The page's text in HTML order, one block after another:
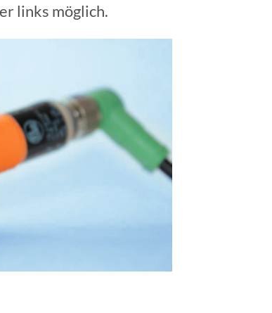
links möglich.